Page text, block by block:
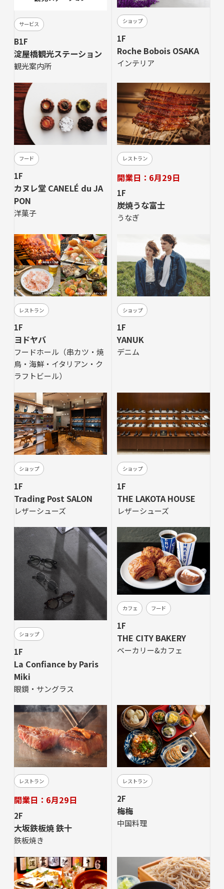
サービス
B1F
淀屋橋観光ステーション
観光案内所
ショップ
1F
Roche Bobois OSAKA
インテリア
フード
1F
カヌレ堂 CANELÉ du JA
PON
洋菓子
レストラン
開業日：6月29日
1F
炭焼うな富士
うなぎ
レストラン
1F
ヨドヤバ
フードホール（串カツ・焼
鳥・海鮮・イタリアン・ク
ラフトビール）
ショップ
1F
YANUK
デニム
ショップ
1F
Trading Post SALON
レザーシューズ
ショップ
1F
THE LAKOTA HOUSE
レザーシューズ
ショップ
1F
La Confiance by Paris
Miki
眼鏡・サングラス
カフェ フード
1F
THE CITY BAKERY
ベーカリー&カフェ
レストラン
開業日：6月29日
2F
大坂鉄板焼 鉄十
鉄板焼き
レストラン
2F
梅梅
中国料理